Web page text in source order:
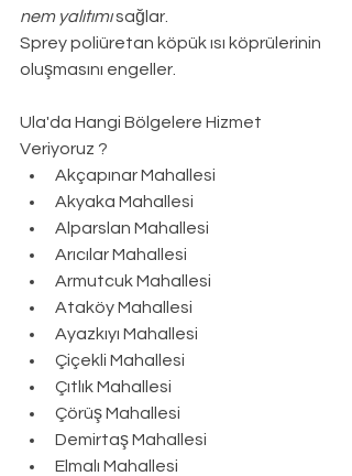
nem yalıtımı sağlar.
Sprey poliüretan köpük ısı köprülerinin
oluşmasını engeller.
Ula'da Hangi Bölgelere Hizmet
Veriyoruz ?
Akçapınar Mahallesi
Akyaka Mahallesi
Alparslan Mahallesi
Arıcılar Mahallesi
Armutcuk Mahallesi
Ataköy Mahallesi
Ayazkıyı Mahallesi
Çiçekli Mahallesi
Çıtlık Mahallesi
Çörüş Mahallesi
Demirtaş Mahallesi
Elmalı Mahallesi